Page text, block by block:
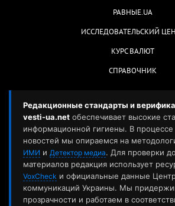
РАВНЫЕ.UA
ИССЛЕДОВАТЕЛЬСКИЙ
КУРС ВАЛЮТ
СПРАВОЧНИК
Редакционные стандарты и
vesti-ua.net обеспечивает высокие
информационной гигиены. В процессе
новостей мы опираемся на
ИМИ и Детектор медиа. Для проверки
материалов редакция использует
VoxCheck и официальные данные
коммуникаций Украины. Мы
прозрачности и работаем в